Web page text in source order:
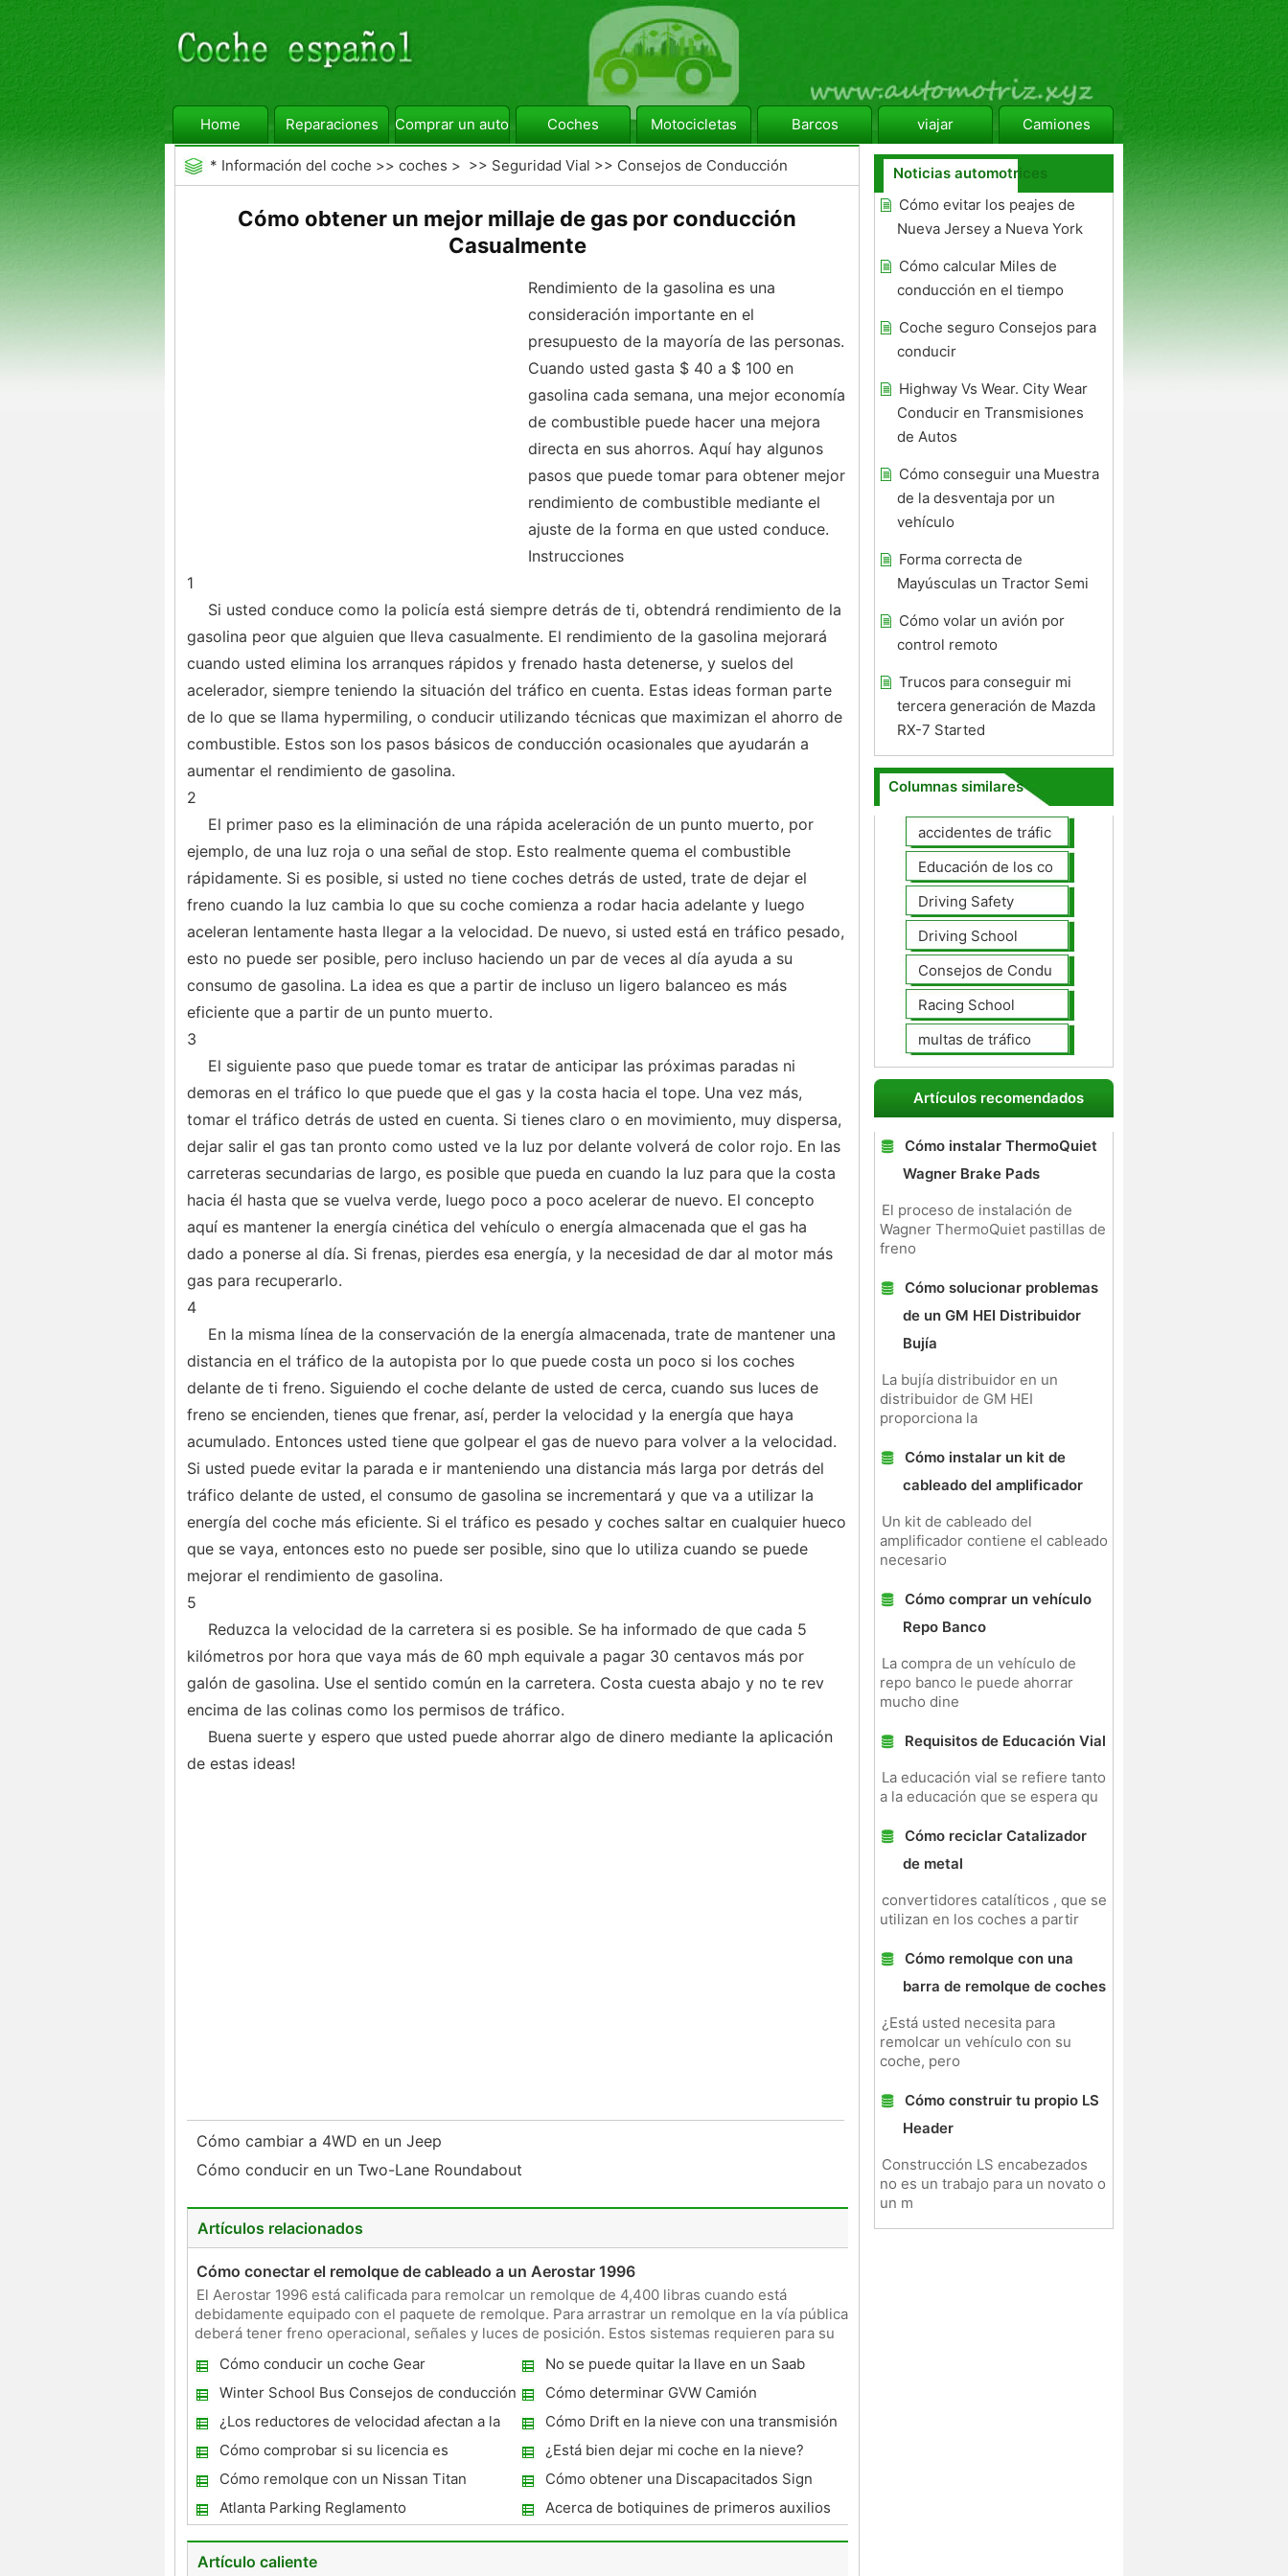
Home Reparaciones Comprar un automóvil Coches Motocicletas Barcos viajar Camiones
* Información del coche >> coches > >> Seguridad Vial >> Consejos de Conducción
Cómo obtener un mejor millaje de gas por conducción
Casualmente
Rendimiento de la gasolina es una
consideración importante en el
presupuesto de la mayoría de las personas.
Cuando usted gasta $ 40 a $ 100 en
gasolina cada semana, una mejor economía
de combustible puede hacer una mejora
directa en sus ahorros. Aquí hay algunos
pasos que puede tomar para obtener mejor
rendimiento de combustible mediante el
ajuste de la forma en que usted conduce.
Instrucciones
1
Si usted conduce como la policía está siempre detrás de ti, obtendrá rendimiento de la
gasolina peor que alguien que lleva casualmente. El rendimiento de la gasolina mejorará
cuando usted elimina los arranques rápidos y frenado hasta detenerse, y suelos del
acelerador, siempre teniendo la situación del tráfico en cuenta. Estas ideas forman parte
de lo que se llama hypermiling, o conducir utilizando técnicas que maximizan el ahorro de
combustible. Estos son los pasos básicos de conducción ocasionales que ayudarán a
aumentar el rendimiento de gasolina.
2
El primer paso es la eliminación de una rápida aceleración de un punto muerto, por
ejemplo, de una luz roja o una señal de stop. Esto realmente quema el combustible
rápidamente. Si es posible, si usted no tiene coches detrás de usted, trate de dejar el
freno cuando la luz cambia lo que su coche comienza a rodar hacia adelante y luego
aceleran lentamente hasta llegar a la velocidad. De nuevo, si usted está en tráfico pesado,
esto no puede ser posible, pero incluso haciendo un par de veces al día ayuda a su
consumo de gasolina. La idea es que a partir de incluso un ligero balanceo es más
eficiente que a partir de un punto muerto.
3
El siguiente paso que puede tomar es tratar de anticipar las próximas paradas ni
demoras en el tráfico lo que puede que el gas y la costa hacia el tope. Una vez más,
tomar el tráfico detrás de usted en cuenta. Si tienes claro o en movimiento, muy dispersa,
dejar salir el gas tan pronto como usted ve la luz por delante volverá de color rojo. En las
carreteras secundarias de largo, es posible que pueda en cuando la luz para que la costa
hacia él hasta que se vuelva verde, luego poco a poco acelerar de nuevo. El concepto
aquí es mantener la energía cinética del vehículo o energía almacenada que el gas ha
dado a ponerse al día. Si frenas, pierdes esa energía, y la necesidad de dar al motor más
gas para recuperarlo.
4
En la misma línea de la conservación de la energía almacenada, trate de mantener una
distancia en el tráfico de la autopista por lo que puede costa un poco si los coches
delante de ti freno. Siguiendo el coche delante de usted de cerca, cuando sus luces de
freno se encienden, tienes que frenar, así, perder la velocidad y la energía que haya
acumulado. Entonces usted tiene que golpear el gas de nuevo para volver a la velocidad.
Si usted puede evitar la parada e ir manteniendo una distancia más larga por detrás del
tráfico delante de usted, el consumo de gasolina se incrementará y que va a utilizar la
energía del coche más eficiente. Si el tráfico es pesado y coches saltar en cualquier hueco
que se vaya, entonces esto no puede ser posible, sino que lo utiliza cuando se puede
mejorar el rendimiento de gasolina.
5
Reduzca la velocidad de la carretera si es posible. Se ha informado de que cada 5
kilómetros por hora que vaya más de 60 mph equivale a pagar 30 centavos más por
galón de gasolina. Use el sentido común en la carretera. Costa cuesta abajo y no te rev
encima de las colinas como los permisos de tráfico.
Buena suerte y espero que usted puede ahorrar algo de dinero mediante la aplicación
de estas ideas!
Cómo cambiar a 4WD en un Jeep
Cómo conducir en un Two-Lane Roundabout
Artículos relacionados
Cómo conectar el remolque de cableado a un Aerostar 1996
El Aerostar 1996 está calificada para remolcar un remolque de 4,400 libras cuando está
debidamente equipado con el paquete de remolque. Para arrastrar un remolque en la vía pública
deberá tener freno operacional, señales y luces de posición. Estos sistemas requieren para su
Cómo conducir un coche Gear
No se puede quitar la llave en un Saab
Winter School Bus Consejos de conducción
Cómo determinar GVW Camión
Valoraciones
¿Los reductores de velocidad afectan a la
alineación del coche
Cómo Drift en la nieve con una transmisión
automática
Cómo comprobar si su licencia es
suspendida en Tampa, Florida
¿Está bien dejar mi coche en la nieve?
Cómo remolque con un Nissan Titan
Cómo obtener una Discapacitados Sign
Atlanta Parking Reglamento
Acerca de botiquines de primeros auxilios
Artículo caliente
Noticias automotrices
Cómo evitar los peajes de
Nueva Jersey a Nueva York
Cómo calcular Miles de
conducción en el tiempo
Coche seguro Consejos para
conducir
Highway Vs Wear. City Wear
Conducir en Transmisiones
de Autos
Cómo conseguir una Muestra
de la desventaja por un
vehículo
Forma correcta de
Mayúsculas un Tractor Semi
Cómo volar un avión por
control remoto
Trucos para conseguir mi
tercera generación de Mazda
RX-7 Started
Columnas similares
accidentes de tráfico
Educación de los conductores
Driving Safety
Driving School
Consejos de Conducción
Racing School
multas de tráfico
Artículos recomendados
Cómo instalar ThermoQuiet
Wagner Brake Pads
El proceso de instalación de
Wagner ThermoQuiet pastillas de
freno
Cómo solucionar problemas
de un GM HEI Distribuidor
Bujía
La bujía distribuidor en un
distribuidor de GM HEI
proporciona la
Cómo instalar un kit de
cableado del amplificador
Un kit de cableado del
amplificador contiene el cableado
necesario
Cómo comprar un vehículo
Repo Banco
La compra de un vehículo de
repo banco le puede ahorrar
mucho dine
Requisitos de Educación Vial
La educación vial se refiere tanto
a la educación que se espera qu
Cómo reciclar Catalizador
de metal
convertidores catalíticos , que se
utilizan en los coches a partir
Cómo remolque con una
barra de remolque de coches
¿Está usted necesita para
remolcar un vehículo con su
coche, pero
Cómo construir tu propio LS
Header
Construcción LS encabezados
no es un trabajo para un novato o
un m